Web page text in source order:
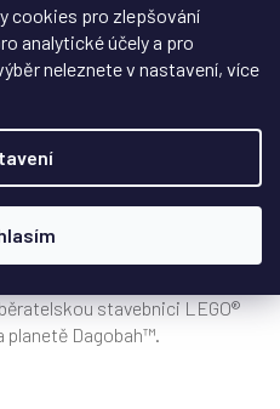
cookies pro zlepšování
analytické účely a pro
neleznete v nastavení, více
trénink na planetě
– diorama
Na dotaz
stavebnici LEGO®
Dagobah™.